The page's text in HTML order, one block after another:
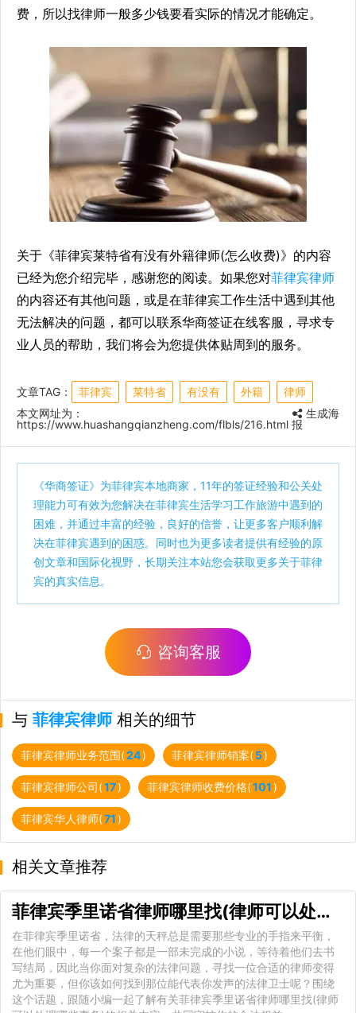
费，所以找律师一般多少钱要看实际的情况才能确定。
关于《菲律宾莱特省有没有外籍律师(怎么收费)》的内容
已经为您介绍完毕，感谢您的阅读。如果您对菲律宾律师
的内容还有其他问题，或是在菲律宾工作生活中遇到其他
无法解决的问题，都可以联系华商签证在线客服，寻求专
业人员的帮助，我们将会为您提供体贴周到的服务。
文章TAG： 菲律宾 莱特省 有没有 外籍
律师
本文网址为：
https://www.huashangqianzheng.com/flbls/216.html
生成海
报
《华商签证》为菲律宾本地商家，11年的签证经验和公关处
理能力可有效为您解决在菲律宾生活学习工作旅游中遇到的
困难，并通过丰富的经验，良好的信誉，让更多客户顺利解
决在菲律宾遇到的困惑。同时也为更多读者提供有经验的原
创文章和国际化视野，长期关注本站您会获取更多关于菲律
宾的真实信息。
咨询客服
与 菲律宾律师 相关的细节
菲律宾律师业务范围(24) 菲律宾律师销案(5)
菲律宾律师公司(17) 菲律宾律师收费价格(101)
菲律宾华人律师(71)
相关文章推荐
菲律宾季里诺省律师哪里找(律师可以处理哪些事务)
在菲律宾季里诺省，法律的天秤总是需要那些专业的手指来平衡，
在他们眼中，每一个案子都是一部未完成的小说，等待着他们去书
写结局，因此当你面对复杂的法律问题，寻找一位合适的律师变得
尤为重要，但你该如何找到那位能代表你发声的法律卫士呢？围绕
这个话题，跟随小编一起了解有关菲律宾季里诺省律师哪里找(律师